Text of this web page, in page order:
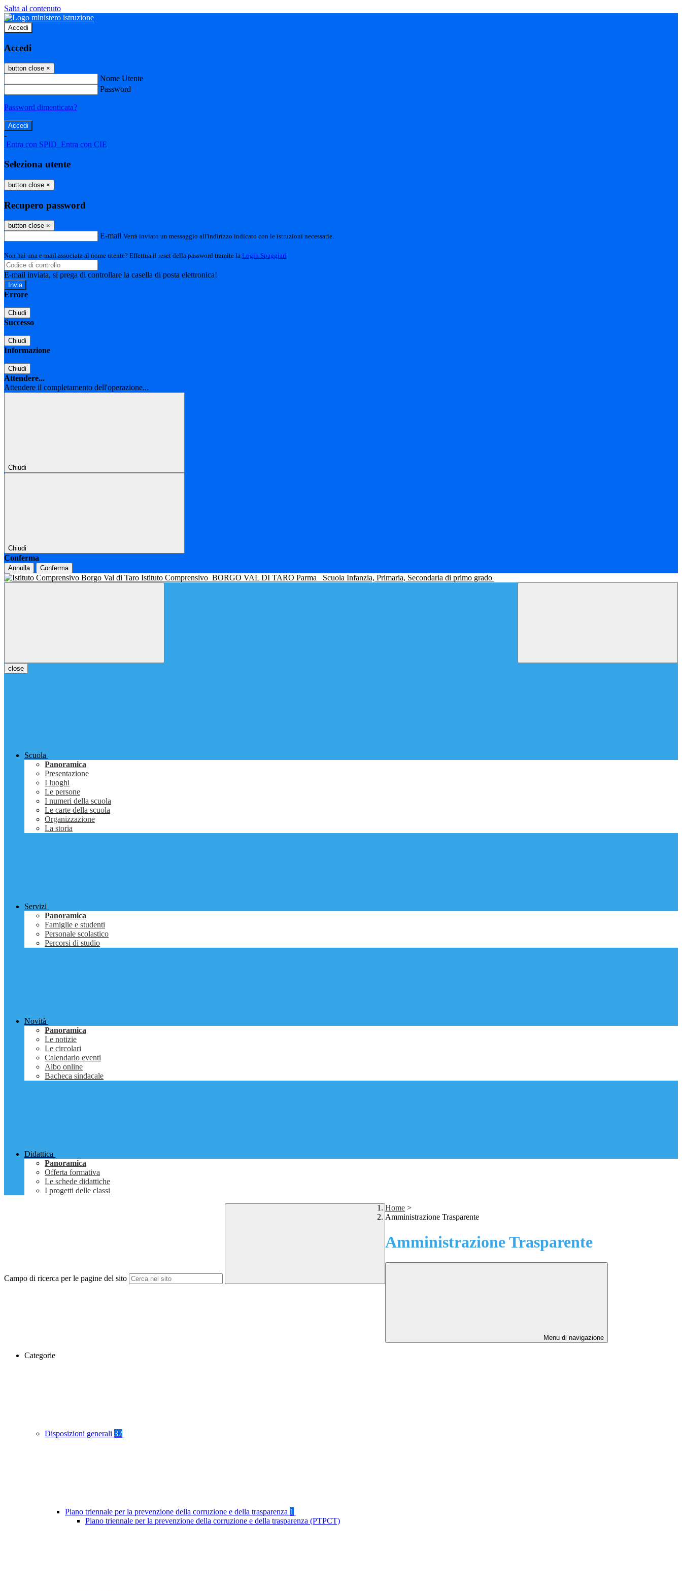
Salta al contenuto
Accedi
Accedi
button close ×
Nome Utente
Password
Password dimenticata?
-
Entra con SPID Entra con CIE
Seleziona utente
button close ×
Recupero password
button close ×
E-mail Verrà inviato un messaggio all'indirizzo indicato con le istruzioni necessarie.
Non hai una e-mail associata al nome utente? Effettua il reset della password tramite la Login Spaggiari
E-mail inviata, si prega di controllare la casella di posta elettronica!
Errore
Chiudi
Successo
Chiudi
Informazione
Chiudi
Attendere...
Attendere il completamento dell'operazione...
Chiudi
Chiudi
Conferma
Annulla Conferma
Istituto Comprensivo BORGO VAL DI TARO Parma Scuola Infanzia, Primaria, Secondaria di primo grado
close
Scuola
Panoramica
Presentazione
I luoghi
Le persone
I numeri della scuola
Le carte della scuola
Organizzazione
La storia
Servizi
Panoramica
Famiglie e studenti
Personale scolastico
Percorsi di studio
Novità
Panoramica
Le notizie
Le circolari
Calendario eventi
Albo online
Bacheca sindacale
Didattica
Panoramica
Offerta formativa
Le schede didattiche
I progetti delle classi
Campo di ricerca per le pagine del sito
Home >
Amministrazione Trasparente
Amministrazione Trasparente
Menu di navigazione
Categorie
Disposizioni generali 32
Piano triennale per la prevenzione della corruzione e della trasparenza 1
Piano triennale per la prevenzione della corruzione e della trasparenza (PTPCT)